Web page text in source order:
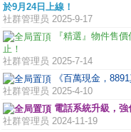
於9月24日上線！
社群管理员 2025-9-17
『精選』物件售
止！
社群管理员 2025-7-14
《百萬現金，
社群管理员 2025-4-10
電話系統升級，強
社群管理员 2024-11-19